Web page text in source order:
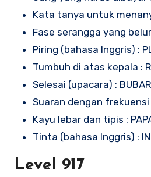
Kata tanya untuk
Fase serangga yang
Piring (bahasa Inggris) :
Tumbuh di atas kepala :
Selesai (upacara) : BUBAR
Suaran dengan frekuensi
Kayu lebar dan tipis :
Tinta (bahasa Inggris) :
Level 917